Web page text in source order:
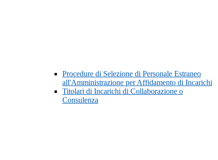
Procedure di Selezione di Personale Estraneo
all'Amministrazione per Affidamento di Incarichi
Titolari di Incarichi di Collaborazione o
Consulenza